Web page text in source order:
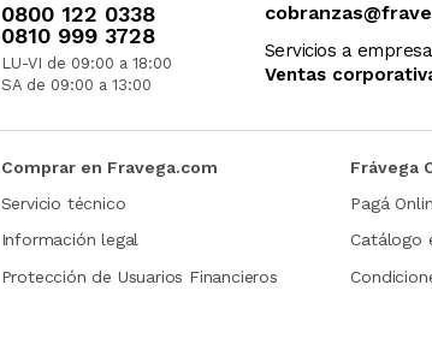
0800 122 0338
0810 999 3728
LU-VI de 09:00 a 18:00
SA de 09:00 a 13:00
Servicios a
Ventas
Comprar en Fravega.com
Servicio técnico
Información legal
Protección de Usuarios Financieros
Frávega
Pagá
Catálogo